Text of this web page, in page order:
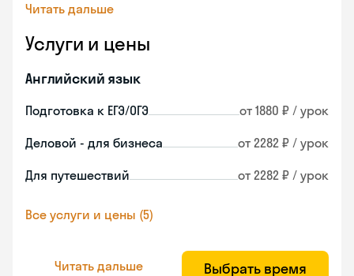
Читать дальше
Услуги и цены
Английский язык
Подготовка к ЕГЭ/ОГЭ от 1880 ₽ / урок
Деловой - для бизнеса от 2282 ₽ / урок
Для путешествий от 2282 ₽ / урок
Все услуги и цены (5)
Читать дальше Выбрать время